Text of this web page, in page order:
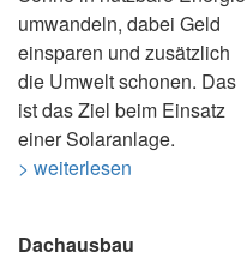
umwandeln, dabei Geld
einsparen und zusätzlich
die Umwelt schonen. Das
ist das Ziel beim Einsatz
einer Solaranlage.
> weiterlesen
Dachausbau